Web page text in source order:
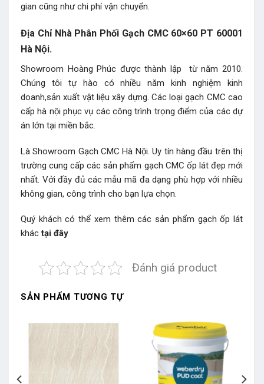
gian cũng như chi phí vận chuyển.
Địa Chỉ Nhà Phân Phối Gạch CMC 60×60 PT 60001
Hà Nội.
Showroom Hoàng Phúc được thành lập từ năm 2010.
Chúng tôi tự hào có nhiều năm kinh nghiệm kinh
doanh,sản xuất vật liệu xây dựng. Các loại gạch CMC cao
cấp hà nội phục vụ các công trình trọng điểm của các dự
án lớn tại miền bắc.
Là Showroom Gạch CMC Hà Nội. Uy tín hàng đầu trên thị
trường cung cấp các sản phẩm gạch CMC ốp lát đẹp mới
nhất. Với đầy đủ các mẫu mã đa dạng phù hợp với nhiều
không gian, công trình cho bạn lựa chọn.
Quý khách có thể xem thêm các sản phẩm gạch ốp lát
khác tại đây
Đánh giá product
SẢN PHẨM TƯƠNG TỰ